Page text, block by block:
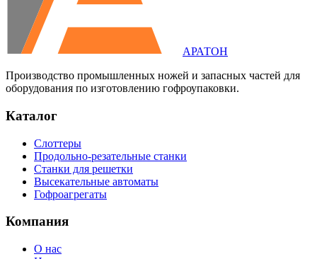
АРАТОН
Производство промышленных ножей и запасных частей для
оборудования по изготовлению гофроупаковки.
Каталог
Слоттеры
Продольно-резательные станки
Станки для решетки
Высекательные автоматы
Гофроагрегаты
Компания
О нас